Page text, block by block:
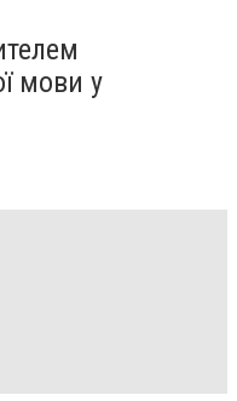
мови у